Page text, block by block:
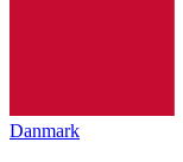
Danmark